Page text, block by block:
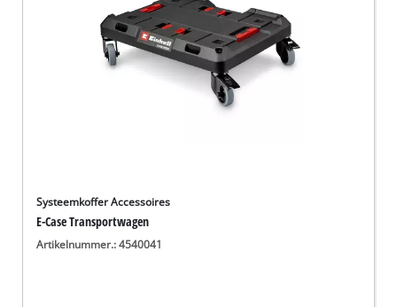
Systeemkoffer Accessoires
E-Case Transportwagen
Artikelnummer.: 4540041